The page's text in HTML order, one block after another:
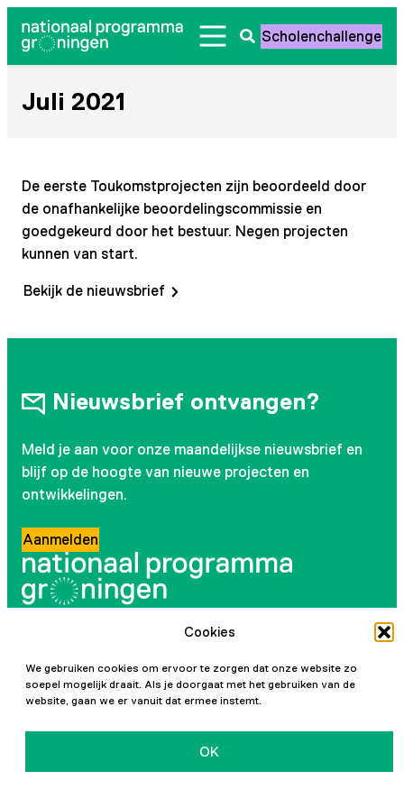
Cookies
We gebruiken cookies om ervoor te zorgen dat onze website zo
soepel mogelijk draait. Als je doorgaat met het gebruiken van de
website, gaan we er vanuit dat ermee instemt.
OK
naar
de
Zoeken
openen
Scholenchallenge
Juli 2021
De eerste Toukomstprojecten zijn beoordeeld door
de onafhankelijke beoordelingscommissie en
goedgekeurd door het bestuur. Negen projecten
kunnen van start.
Bekijk de nieuwsbrief
InstagramLinkedIn YouTube Facebook
Nieuwsbrief ontvangen?
Meld je aan voor onze maandelijkse nieuwsbrief en
blijf op de hoogte van nieuwe projecten en
ontwikkelingen.
Aanmelden